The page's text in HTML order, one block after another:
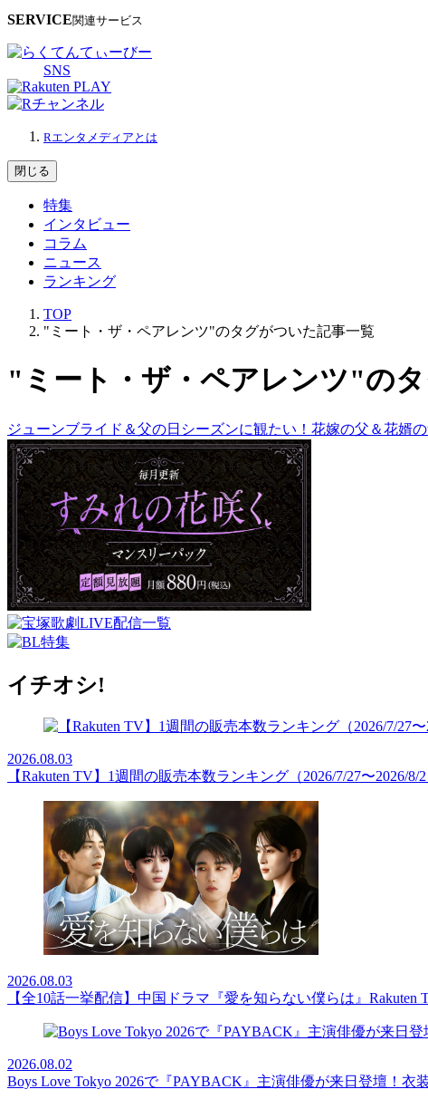
SERVICE関連サービス
SNS
Rエンタメディアとは
閉じる
特集
インタビュー
コラム
ニュース
ランキング
TOP
"ミート・ザ・ペアレンツ"のタグがついた記事一覧
"ミート・ザ・ペアレンツ"の
ジューンブライド＆父の日シーズンに観たい！花嫁の父＆花婿
イチオシ!
2026.08.03
【Rakuten TV】1週間の販売本数ランキング（2026/7/27〜2026/8/2
2026.08.03
【全10話一挙配信】中国ドラマ『愛を知らない僕らは』Rakuten
2026.08.02
Boys Love Tokyo 2026で『PAYBACK』主演俳優が来日登壇！衣